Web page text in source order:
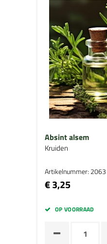
Absint alsem
Kruiden
Artikelnummer: 2063
€ 3,25
OP VOORRAAD